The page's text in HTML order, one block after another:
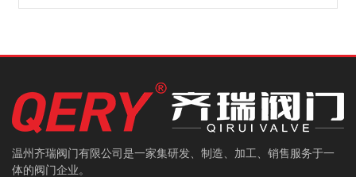
温州齐瑞阀门有限公司是一家集研发、制造、加工、销售服务于一
体的阀门企业。